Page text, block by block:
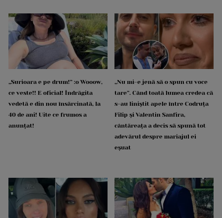
„Surioara e pe drum!” :o Wooow,
ce veste!! E oficial! Îndrăgita
vedetă e din nou însărcinată, la
40 de ani! Uite ce frumos a
anunțat!
„Nu mi-e jenă să o spun cu voce
tare”. Când toată lumea credea că
s-au liniștit apele între Codruța
Filip și Valentin Sanfira,
cântăreața a decis să spună tot
adevărul despre mariajul ei
eșuat